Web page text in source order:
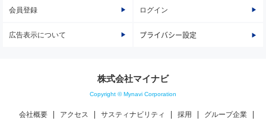
会員登録 ログイン
広告表示について プライバシー設定
株式会社マイナビ
Copyright © Mynavi Corporation
会社概要 アクセス サスティナビリティ 採用 グループ企業